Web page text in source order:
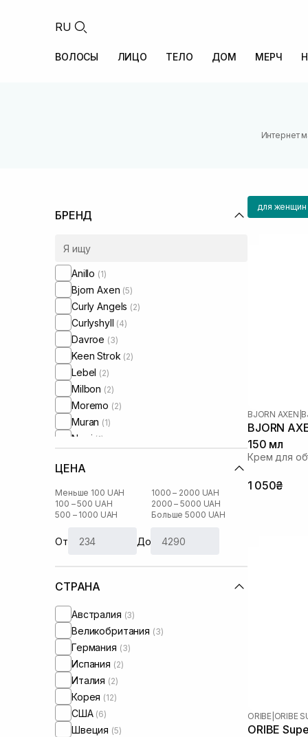
RU
ВОЛОСЫ ЛИЦО ТЕЛО ДОМ МЕРЧ
Интернет
БРЕНД
Anillo (1)
Bjorn Axen (5)
Curly Angels (2)
Curlyshyll (4)
Davroe (3)
Keen Strok (2)
Lebel (2)
Milbon (2)
Moremo (2)
Muran (1)
Neqi (1)
Newsha
Olaplex(1)
Oribe(1)
Rated Green
Tigi (3)
Unove
ЦЕНА
Меньше 100 UAH
100 – 500 UAH
500 – 1000 UAH
1000 – 2000 UAH
2000 – 5000 UAH
Больше 5000 UAH
От До
СТРАНА
Австралия (3)
Великобритания (3)
Германия (3)
Испания (2)
Италия (2)
Корея (12)
США (6)
Швеция (5)
для женщин
BJORN AXEN
BJORN
150 мл
Крем для
1 050₴
ORIBE ORIBE
ORIBE